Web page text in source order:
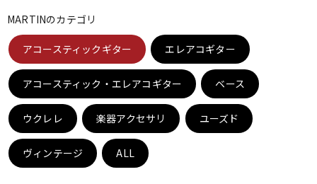
ドラム パーカッション
キーボード 電子ピアノ
MARTINのカテゴリ
アコースティックギター エレアコギター
アコースティック・エレアコギター ベース
ウクレレ 楽器アクセサリ ユーズド
ヴィンテージ ALL